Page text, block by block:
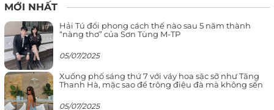
MỚI NHẤT
Hải Tú đổi phong cách thế nào sau 5 năm thành
“nàng thơ” của Sơn Tùng M-TP
05/07/2025
Xuống phố sáng thứ 7 với váy hoa sặc sỡ như Tăng
Thanh Hà, mặc sao để trông điệu đà mà không sến
05/07/2025